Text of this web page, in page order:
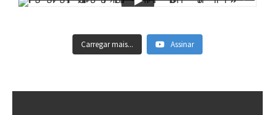
Carregar mais... Assinar